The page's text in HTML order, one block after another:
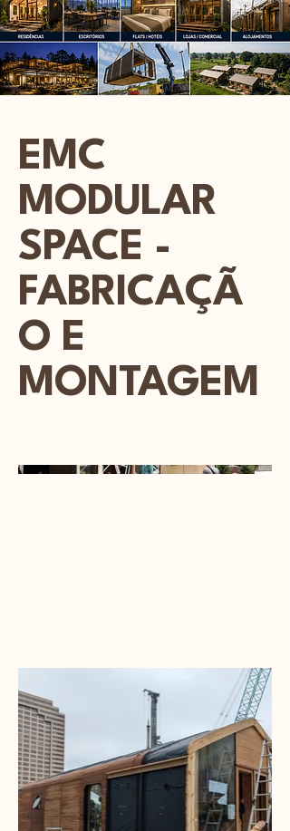
EMC
MODULAR
SPACE -
FABRICAÇÃ
O E
MONTAGEM